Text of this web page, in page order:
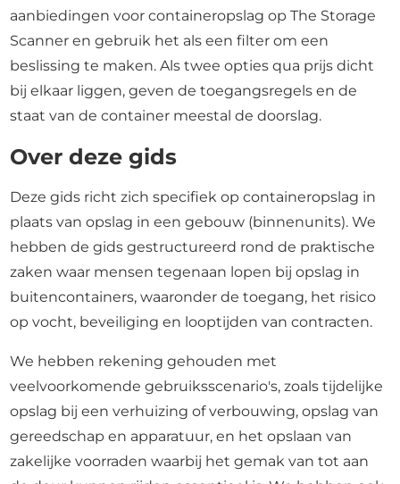
aanbiedingen voor containeropslag op The Storage
Scanner en gebruik het als een filter om een
beslissing te maken. Als twee opties qua prijs dicht
bij elkaar liggen, geven de toegangsregels en de
staat van de container meestal de doorslag.
Over deze gids
Deze gids richt zich specifiek op containeropslag in
plaats van opslag in een gebouw (binnenunits). We
hebben de gids gestructureerd rond de praktische
zaken waar mensen tegenaan lopen bij opslag in
buitencontainers, waaronder de toegang, het risico
op vocht, beveiliging en looptijden van contracten.
We hebben rekening gehouden met
veelvoorkomende gebruiksscenario's, zoals tijdelijke
opslag bij een verhuizing of verbouwing, opslag van
gereedschap en apparatuur, en het opslaan van
zakelijke voorraden waarbij het gemak van tot aan